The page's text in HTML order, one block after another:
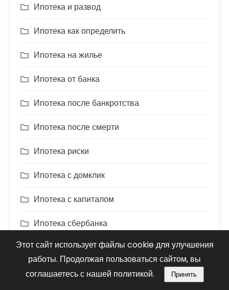
Ипотека и развод
Ипотека как определить
Ипотека на жилье
Ипотека от банка
Ипотека после банкротства
Ипотека после смерти
Ипотека риски
Ипотека с домклик
Ипотека с капиталом
Ипотека сбербанка
Ипотека советы
Ипотека через домклик
Этот сайт использует файлы cookie для улучшения
работы. Продолжая пользоваться сайтом, вы
соглашаетесь с нашей политикой.
Принять